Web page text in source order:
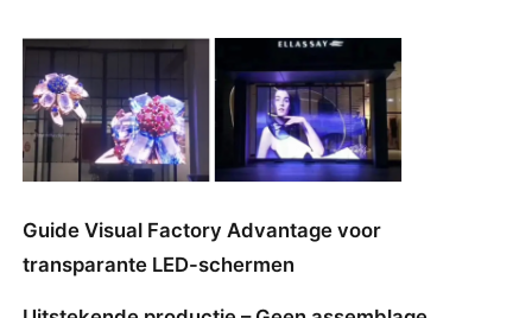
Guide Visual Factory Advantage voor
transparante LED-schermen